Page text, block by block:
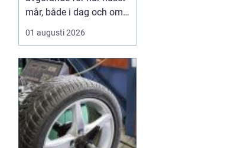
mår, både i dag och om
tjugo år. I Katrineholm
märks varje årstid
regniga höstar och heta
sommardagar sliter hårt
på...
01 augusti 2026